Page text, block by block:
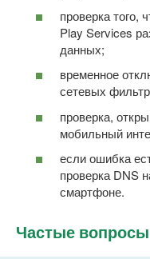
проверка того,
Play Services
данных;
временное
сетевых
проверка,
мобильный
если ошибка
проверка DNS
смартфоне.
Частые вопросы